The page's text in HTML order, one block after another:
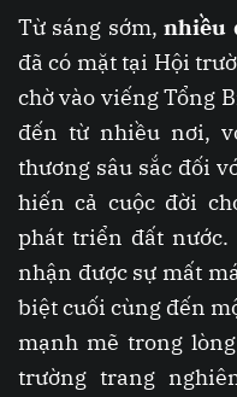
Từ sáng sớm,nhiều
đã có mặt tại Hội
chờ vào viếng Tổng
đến từ nhiều nơi,
thương sâu sắc đối
hiến cả cuộc đời
phát triển đất nước.
nhận được sự mất
biệt cuối cùng đến
mạnh mẽ trong
trường trang